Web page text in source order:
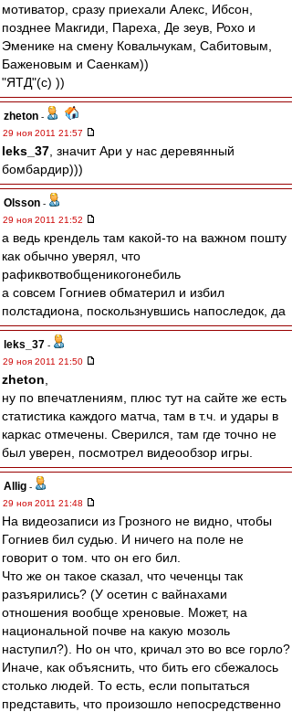
мотиватор, сразу приехали Алекс, Ибсон,
позднее Макгиди, Пареха, Де зеув, Рохо и
Эменике на смену Ковальчукам, Сабитовым,
Баженовым и Саенкам))
"ЯТД"(с) ))
zheton -
29 ноя 2011 21:57
leks_37 , значит Ари у нас деревянный
бомбардир)))
Olsson -
29 ноя 2011 21:52
а ведь крендель там какой-то на важном пошту
как обычно уверял, что
рафиквотвобщеникогонебиль
а совсем Гогниев обматерил и избил
полстадиона, поскользнувшись напоследок, да
leks_37 -
29 ноя 2011 21:50
zheton
ну по впечатлениям, плюс тут на сайте же есть
статистика каждого матча, там в т.ч. и удары в
каркас отмечены. Сверился, там где точно не
был уверен, посмотрел видеообзор игры.
Allig -
29 ноя 2011 21:48
На видеозаписи из Грозного не видно, чтобы
Гогниев бил судью. И ничего на поле не
говорит о том. что он его бил.
Что же он такое сказал, что чеченцы так
разъярились? (У осетин с вайнахами
отношения вообще хреновые. Может, на
национальной почве на какую мозоль
наступил?). Но он что, кричал это во все горло?
Иначе, как объяснить, что бить его сбежалось
столько людей. То есть, если попытаться
представить, что произошло непосредственно